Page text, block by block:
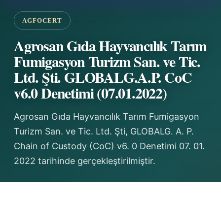
AGFOCERT
Agrosan Gıda Hayvancılık Tarım
Fumigasyon Turizm San. ve Tic.
Ltd. Şti. GLOBALG.A.P. CoC
v6.0 Denetimi (07.01.2022)
Agrosan Gıda Hayvancılık Tarım Fumigasyon
Turizm San. ve Tic. Ltd. Şti, GLOBALG. A. P.
Chain of Custody (CoC) v6. 0 Denetimi 07. 01.
2022 tarihinde gerçekleştirilmiştir.